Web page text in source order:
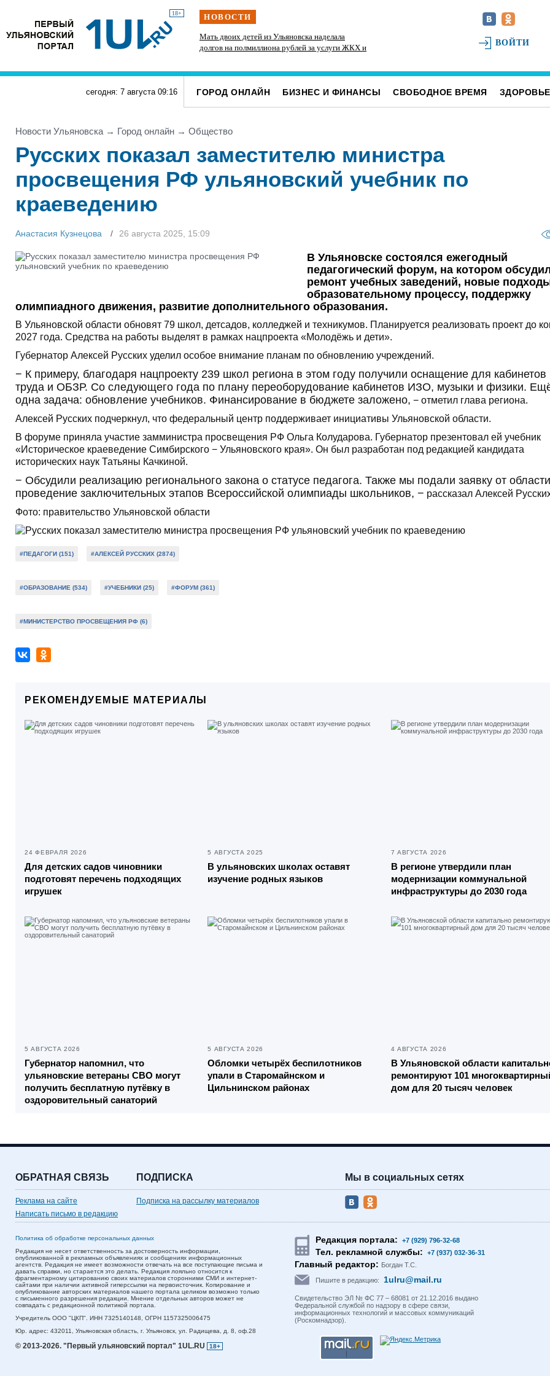
18+ НОВОСТИ
Директор ульяновской топливной компании
скрыл от налоговиков больше 48 млн рублей
Мать двоих детей из Ульяновска наделала
долгов на полмиллиона рублей за услуги ЖКХ и
К реальным и срокам и крупным штрафам
приговорили ульяновских перевозчиков,
ВОЙТИ
сегодня: 7 августа 09:16 ГОРОД ОНЛАЙН БИЗНЕС И ФИНАНСЫ СВОБОДНОЕ ВРЕМЯ ЗДОРОВЬЕ
Новости Ульяновска → Город онлайн → Общество
Русских показал заместителю министра
просвещения РФ ульяновский учебник по
краеведению
Анастасия Кузнецова 26 августа 2025, 15:09
В Ульяновске состоялся ежегодный
педагогический форум, на котором
ремонт учебных заведений, новые
образовательному процессу, поддержку
олимпиадного движения, развитие дополнительного образования.
В Ульяновской области обновят 79 школ, детсадов, колледжей и техникумов. Планируется реализовать проект до
2027 года. Средства на работы выделят в рамках нацпроекта «Молодёжь и дети».
Губернатор Алексей Русских уделил особое внимание планам по обновлению учреждений.
− К примеру, благодаря нацпроекту 239 школ региона в этом году получили оснащение для кабинетов
труда и ОБЗР. Со следующего года по плану переоборудование кабинетов ИЗО, музыки и физики.
одна задача: обновление учебников. Финансирование в бюджете заложено, − отметил глава региона.
Алексей Русских подчеркнул, что федеральный центр поддерживает инициативы Ульяновской области.
В форуме приняла участие замминистра просвещения РФ Ольга Колударова. Губернатор презентовал ей учебник
«Историческое краеведение Симбирского − Ульяновского края». Он был разработан под редакцией кандидата
исторических наук Татьяны Качкиной.
− Обсудили реализацию регионального закона о статусе педагога. Также мы подали заявку от
проведение заключительных этапов Всероссийской олимпиады школьников, − рассказал Алексей
Фото: правительство Ульяновской области
#ПЕДАГОГИ (151) #АЛЕКСЕЙ РУССКИХ (2874)
#ОБРАЗОВАНИЕ (534) #УЧЕБНИКИ (25) #ФОРУМ (361)
#МИНИСТЕРСТВО ПРОСВЕЩЕНИЯ РФ (6)
РЕКОМЕНДУЕМЫЕ МАТЕРИАЛЫ
24 ФЕВРАЛЯ 2026
Для детских садов чиновники
подготовят перечень подходящих
игрушек
5 АВГУСТА 2025
В ульяновских школах оставят
изучение родных языков
7 АВГУСТА 2026
В регионе утвердили план
модернизации коммунальной
инфраструктуры до 2030 года
5 АВГУСТА 2026
Губернатор напомнил, что
ульяновские ветераны СВО могут
получить бесплатную путёвку в
оздоровительный санаторий
5 АВГУСТА 2026
Обломки четырёх беспилотников
упали в Старомайнском и
Цильнинском районах
4 АВГУСТА 2026
В Ульяновской области
ремонтируют 101
дом для 20 тысяч человек
ОБРАТНАЯ СВЯЗЬ
Реклама на сайте
Написать письмо в редакцию
ПОДПИСКА
Подписка на рассылку материалов
Мы в социальных сетях
Политика об обработке персональных данных
Редакция не несет ответственность за достоверность информации,
опубликованной в рекламных объявлениях и сообщениях информационных
агентств. Редакция не имеет возможности отвечать на все поступающие письма и
давать справки, но старается это делать. Редакция лояльно относится к
фрагментарному цитированию своих материалов сторонними СМИ и интернет-
сайтами при наличии активной гиперссылки на первоисточник. Копирование и
опубликование авторских материалов нашего портала целиком возможно только
с письменного разрешения редакции. Мнение отдельных авторов может не
совпадать с редакционной политикой портала.
Учредитель ООО "ЦКП". ИНН 7325140148, ОГРН 1157325006475
Юр. адрес: 432011, Ульяновская область, г. Ульяновск, ул. Радищева, д. 8, оф.28
© 2013-2026. "Первый ульяновский портал" 1UL.RU 18+
Редакция портала: +7 (929) 796-32-68
Тел. рекламной службы: +7 (937) 032-36-31
Главный редактор: Богдан Т.С.
Пишите в редакцию: 1ulru@mail.ru
Свидетельство ЭЛ № ФС 77 – 68081 от 21.12.2016 выдано
Федеральной службой по надзору в сфере связи,
информационных технологий и массовых коммуникаций
(Роскомнадзор).